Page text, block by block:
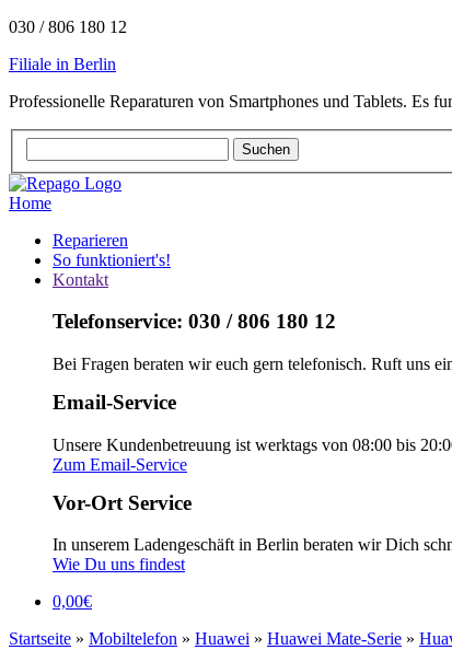
030 / 806 180 12
Filiale in Berlin
Professionelle Reparaturen von Smartphones und Tablets. Es
Home
Reparieren
So funktioniert's!
Kontakt
Telefonservice: 030 / 806 180 12
Bei Fragen beraten wir euch gern telefonisch. Ruft uns
Email-Service
Unsere Kundenbetreuung ist werktags von 08:00 bis
Zum Email-Service
Vor-Ort Service
In unserem Ladengeschäft in Berlin beraten wir Dich
Wie Du uns findest
0,00€
Startseite » Mobiltelefon » Huawei » Huawei Mate-Serie »